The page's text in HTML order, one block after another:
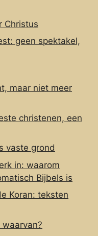
Christus
geen spektakel,
maar niet meer
christenen, een
vaste grond
in: waarom
Bijbels is
Koran: teksten